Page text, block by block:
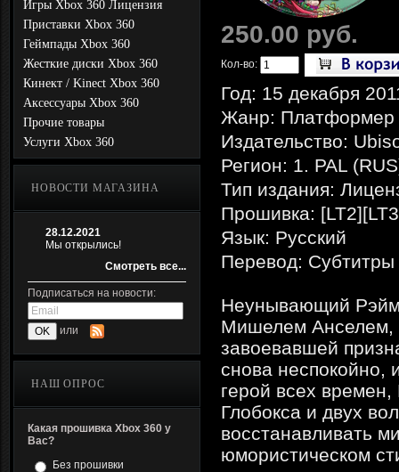
Игры Xbox 360 Лицензия
Приставки Xbox 360
Геймпады Xbox 360
Жесткие диски Xbox 360
Кинект / Kinect Xbox 360
Аксессуары Xbox 360
Прочие товары
Услуги Xbox 360
НОВОСТИ МАГАЗИНА
28.12.2021
Мы открылись!
Смотреть все...
Подписаться на новости:
или
НАШ ОПРОС
Какая прошивка Xbox 360 у
Вас?
Без прошивки
250.00 руб.
Кол-во:
Год: 15 декабря
Жанр: Платформер
Издательство:
Регион: 1. PAL
Тип издания:
Прошивка:
Язык: Русский
Перевод: Субтитры
Неунывающий
Мишелем Анселем,
завоевавшей
снова неспокойно,
герой всех
Глобокса и двух
восстанавливать
юмористическом